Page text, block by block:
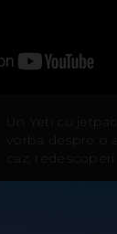
Un Yeti cu
vorba despre
caz,